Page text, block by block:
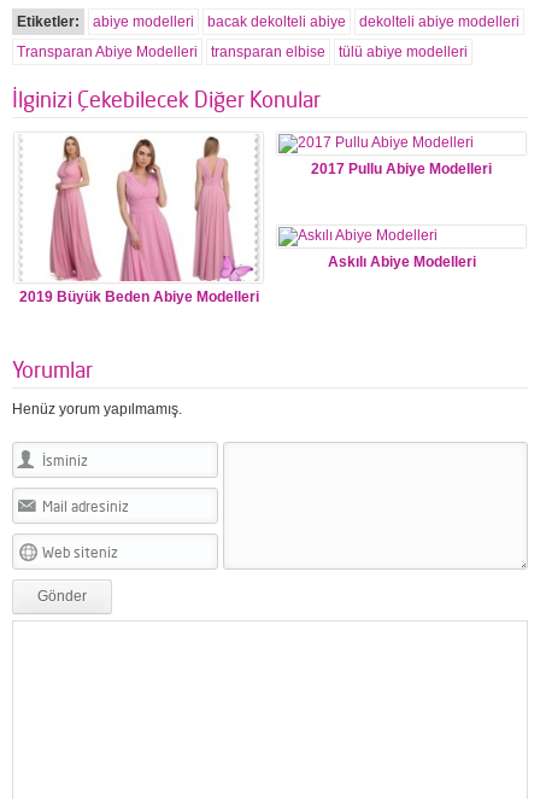
Etiketler: abiye modelleri bacak dekolteli abiye
dekolteli abiye modelleri
Transparan Abiye Modelleri
transparan elbise tülü abiye modelleri
İlginizi Çekebilecek Diğer Konular
2019 Büyük Beden Abiye Modelleri
2017 Pullu Abiye Modelleri
Askılı Abiye Modelleri
Yorumlar
Henüz yorum yapılmamış.